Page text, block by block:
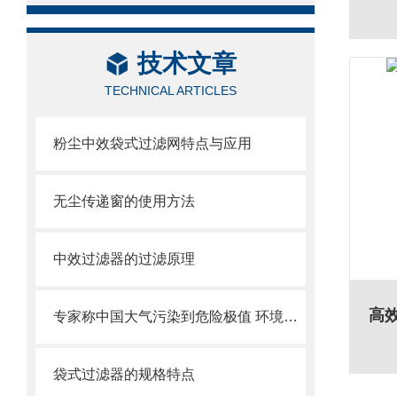
技术文章
TECHNICAL ARTICLES
粉尘中效袋式过滤网特点与应用
无尘传递窗的使用方法
中效过滤器的过滤原理
专家称中国大气污染到危险极值 环境治理刻不容缓
袋式过滤器的规格特点
高